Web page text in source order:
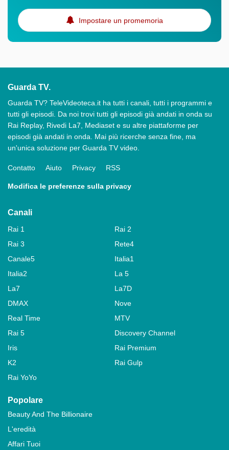
Impostare un promemoria
Guarda TV.
Guarda TV? TeleVideoteca.it ha tutti i canali, tutti i programmi e
tutti gli episodi. Da noi trovi tutti gli episodi già andati in onda su
Rai Replay, Rivedi La7, Mediaset e su altre piattaforme per
episodi già andati in onda. Mai più ricerche senza fine, ma
un'unica soluzione per Guarda TV video.
Contatto Aiuto Privacy RSS
Modifica le preferenze sulla privacy
Canali
Rai 1
Rai 2
Rai 3
Rete4
Canale5
Italia1
Italia2
La 5
La7
La7D
DMAX
Nove
Real Time
MTV
Rai 5
Discovery Channel
Iris
Rai Premium
K2
Rai Gulp
Rai YoYo
Popolare
Beauty And The Billionaire
L'eredità
Affari Tuoi